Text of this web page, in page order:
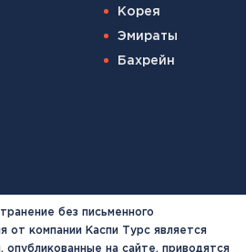
Корея
Эмираты
Бахрейн
без письменного
от компании Каспи Турс является
на сайте, приводятся